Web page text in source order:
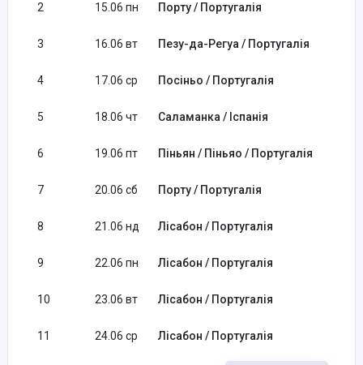
2 15.06 пн Порту / Португалія
3 16.06 вт Пезу-да-Регуа / Португалія
4 17.06 ср Посіньо / Португалія
5 18.06 чт Саламанка / Іспанія
6 19.06 пт Піньян / Піньяо / Португалія
7 20.06 сб Порту / Португалія
8 21.06 нд Лісабон / Португалія
9 22.06 пн Лісабон / Португалія
10 23.06 вт Лісабон / Португалія
11 24.06 ср Лісабон / Португалія